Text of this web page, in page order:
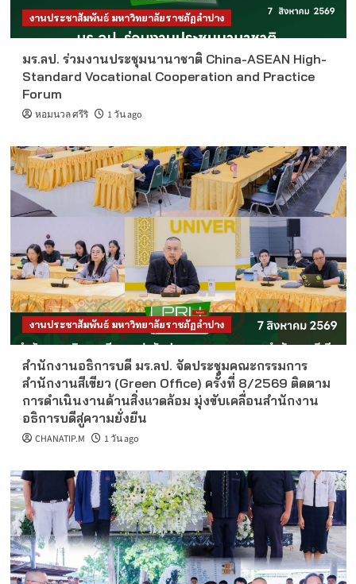
งานประชาสัมพันธ์ มหาวิทยาลัยราชภัฏลำปาง
มร.ลป. ร่วมงานประชุมนานาชาติ China-ASEAN High-
Standard Vocational Cooperation and Practice
Forum
หอมนวล ศรีริ 1 วัน ago
งานประชาสัมพันธ์ มหาวิทยาลัยราชภัฏลำปาง
สำนักงานอธิการบดี มร.ลป. จัดประชุมคณะกรรมการ
สำนักงานสีเขียว (Green Office) ครั้งที่ 8/2569 ติดตาม
การดำเนินงานด้านสิ่งแวดล้อม มุ่งขับเคลื่อนสำนักงาน
อธิการบดีสู่ความยั่งยืน
CHANATIP.M 1 วัน ago